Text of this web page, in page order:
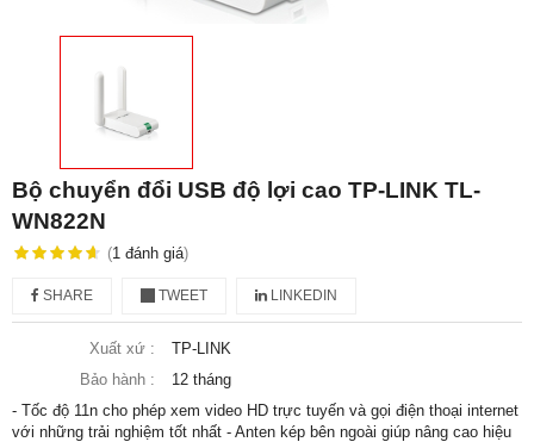
Bộ chuyển đổi USB độ lợi cao TP-LINK TL-
WN822N
(1 đánh giá)
SHARE TWEET LINKEDIN
Xuất xứ :
TP-LINK
Bảo hành :
12 tháng
- Tốc độ 11n cho phép xem video HD trực tuyến và gọi điện thoại internet
với những trải nghiệm tốt nhất - Anten kép bên ngoài giúp nâng cao hiệu